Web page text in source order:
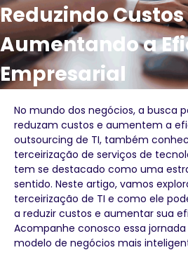
Reduzindo Custos
Aumentando a
Empresarial
No mundo dos negócios, a busca
reduzam custos e aumentem a
outsourcing de TI, também
terceirização de serviços de
tem se destacado como uma
sentido. Neste artigo, vamos
terceirização de TI e como ele
a reduzir custos e aumentar sua
Acompanhe conosco essa
modelo de negócios mais